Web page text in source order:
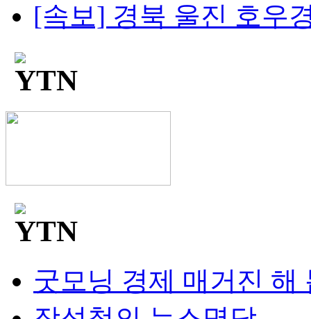
[속보] 경북 울진 호우
굿모닝 경제 매거진 해